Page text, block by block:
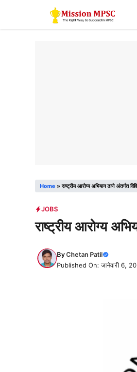
Home »राष्ट्रीय आरोग्य अभियान ठाणे अंतर्गत
JOBS
राष्ट्रीय आरोग्य
ByChetan Patil
Published On: जानेवारी 6,